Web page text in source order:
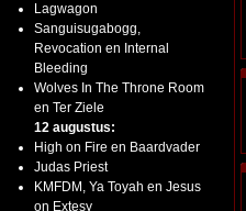
Lagwagon
Sanguisugabogg,
Revocation en Internal
Bleeding
Wolves In The Throne Room
en Ter Ziele
12 augustus:
High on Fire en Baardvader
Judas Priest
KMFDM, Ya Toyah en Jesus
on Extesy